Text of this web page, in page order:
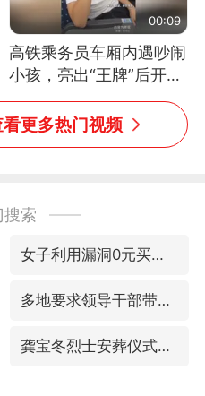
00:09
高铁乘务员车厢内遇吵闹
小孩，亮出“王牌”后开启
一键静音
更多热门视频
搜索
女子利用漏洞0元买了3千台电器
多地要求领导干部带头休假
龚宝冬烈士安葬仪式举行